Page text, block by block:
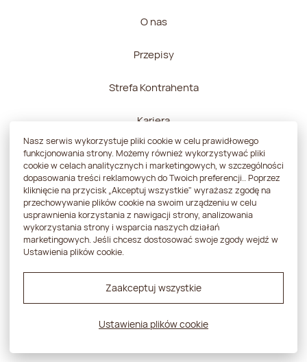
O nas
Przepisy
Strefa Kontrahenta
Kariera
Kontakt
Polityka prywatności
Strategia podatkowa
Zgłoszenie sygnalisty
Projekt i realizacja:Powerup
Nasz serwis wykorzystuje pliki cookie w celu prawidłowego
funkcjonowania strony. Możemy również wykorzystywać pliki
cookie w celach analitycznych i marketingowych, w szczególności
dopasowania treści reklamowych do Twoich preferencji.. Poprzez
kliknięcie na przycisk „Akceptuj wszystkie" wyrażasz zgodę na
przechowywanie plików cookie na swoim urządzeniu w celu
usprawnienia korzystania z nawigacji strony, analizowania
wykorzystania strony i wsparcia naszych działań
marketingowych. Jeśli chcesz dostosować swoje zgody wejdź w
Ustawienia plików cookie.
Zaakceptuj wszystkie
Ustawienia plików cookie